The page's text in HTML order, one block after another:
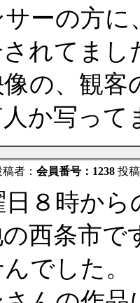
サーの方
されてま
の、観
か写って
者： 会員番号：1238 投
日８時か
西条市で
でした。